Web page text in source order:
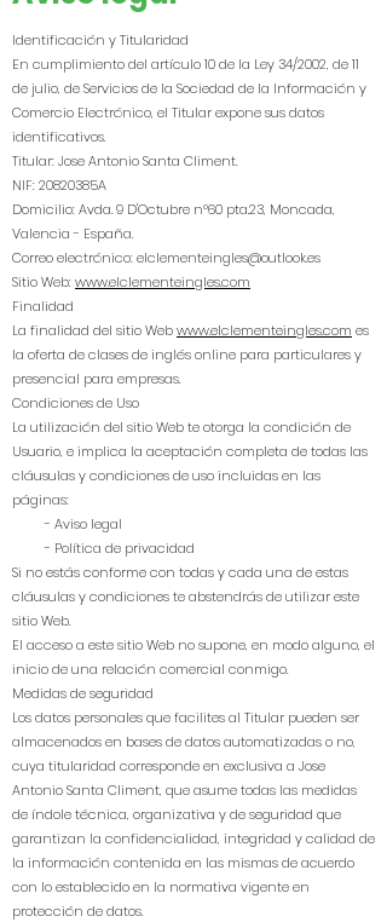
Identificación y Titularidad
En cumplimiento del artículo 10 de la Ley 34/2002, de 11
de julio, de Servicios de la Sociedad de la Información y
Comercio Electrónico, el Titular expone sus datos
identificativos.
Titular: Jose Antonio Santa Climent.
NIF: 20820385A
Domicilio: Avda. 9 D'Octubre nº60 pta.23, Moncada,
Valencia - España.
Correo electrónico:elclementeingles@outlook.es
Sitio Web:www.elclementeingles.com
Finalidad
La finalidad del sitio Webwww.elclementeingles.com es
la oferta de clases de inglés online para particulares y
presencial para empresas.
Condiciones de Uso
La utilización del sitio Web te otorga la condición de
Usuario, e implica la aceptación completa de todas las
cláusulas y condiciones de uso incluidas en las
páginas:
- Aviso legal
- Política de privacidad
Si no estás conforme con todas y cada una de estas
cláusulas y condiciones te abstendrás de utilizar este
sitio Web.
El acceso a este sitio Web no supone, en modo alguno, el
inicio de una relación comercial conmigo.
Medidas de seguridad
Los datos personales que facilites al Titular pueden ser
almacenados en bases de datos automatizadas o no,
cuya titularidad corresponde en exclusiva a Jose
Antonio Santa Climent, que asume todas las medidas
de índole técnica, organizativa y de seguridad que
garantizan la confidencialidad, integridad y calidad de
la información contenida en las mismas de acuerdo
con lo establecido en la normativa vigente en
protección de datos.